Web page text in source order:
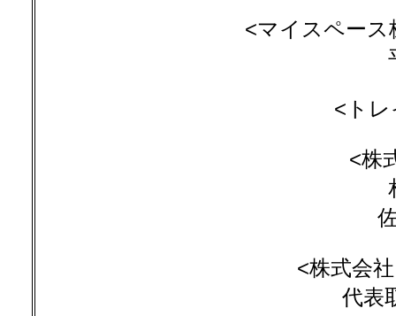
<マイスペース
<トレ
<株
<株式会
代表